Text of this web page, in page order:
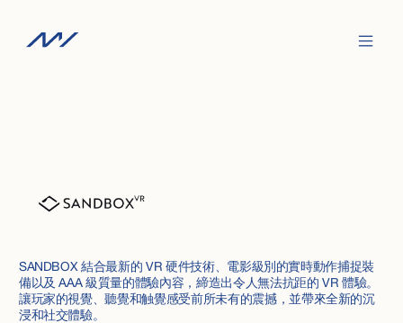
SANDBOX 結合最新的 VR 硬件技術、電影級別的實時動作捕捉裝
備以及 AAA 級質量的體驗內容，締造出令人無法抗距的 VR 體驗。
讓玩家的視覺、聽覺和触覺感受前所未有的震撼，並帶來全新的沉
浸和社交體驗。